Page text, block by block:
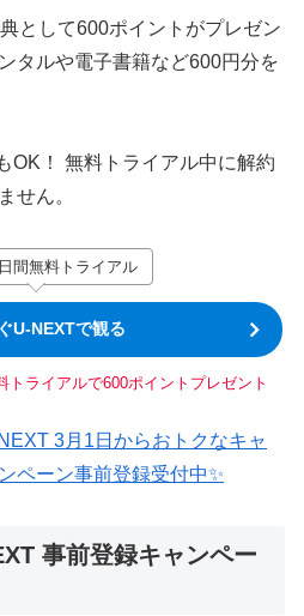
として600ポイントがプレゼン
タルや電子書籍など600円分を
OK！ 無料トライアル中に解約
せん。
間無料トライアル
U-NEXTで観る
トライアルで600ポイントプレゼント
3月1日からおトクなキャ
ペーン事前登録受付中✨
事前登録キャンペー